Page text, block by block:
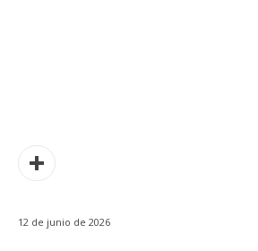
12 de junio de 2026